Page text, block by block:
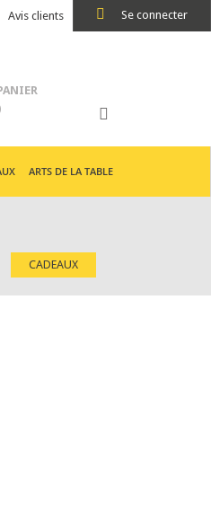
Se connecter
Avis clients
ARTS DE LA TABLE
CADEAUX